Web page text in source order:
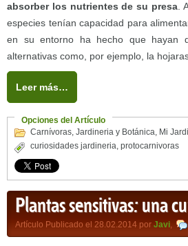
absorber los nutrientes de su presa .
especies tenían capacidad para
en su entorno ha hecho que hayan
alternativas como, por ejemplo, la
Leer más…
Opciones del Artículo
Carnívoras, Jardineria y Botánica, Mi
curiosidades jardineria, protocarnivoras
Plantas sensitivas: una
Artículo Publicado el 28.02.2014 por Javi,